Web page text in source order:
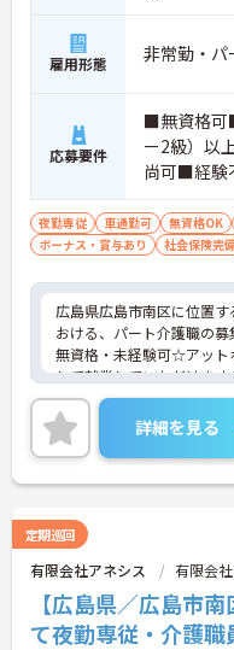
雇用形態 非常勤・パ
応募要件
■無資格可
ー2級）以
尚可■経験
夜勤専従 車通勤可 無資格OK
ボーナス・賞与あり
社会保険完
広島県広島市南区に位置
おける、パート介護職の募
無資格・未経験可☆アッ
して就業していただけます
ご興味ある方には、面接
詳細をお話しいたしますの
い。
詳細を見る
定期巡回
有限会社アネシス 有限会
【広島県／広島市
て夜勤専従・介護職